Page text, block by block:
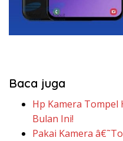
Baca juga
Hp Kamera Tompel
Bulan Ini!
Pakai Kamera